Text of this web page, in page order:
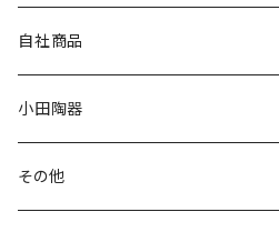
プレート
ボウル
ガラスウェア
80th記念アイテム
リトルミイの日記念アイテム
MOOMIN ANIMATION
スヌーピー
ピーターラビット
LA AMYS(エミーズ)
LISA LARSON(リサラーソン)
LAURA ASHLEY(ローラ アシュレイ)
自社商品
ねこ企画
Cecera(セセラ)
小田陶器
さざなみ
その他